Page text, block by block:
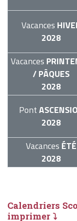
Vacances
2028
Vacances
/ PÂQUES
2028
Pont
2028
Vacances ÉTÉ
2028
Calendriers
imprimer ⤵